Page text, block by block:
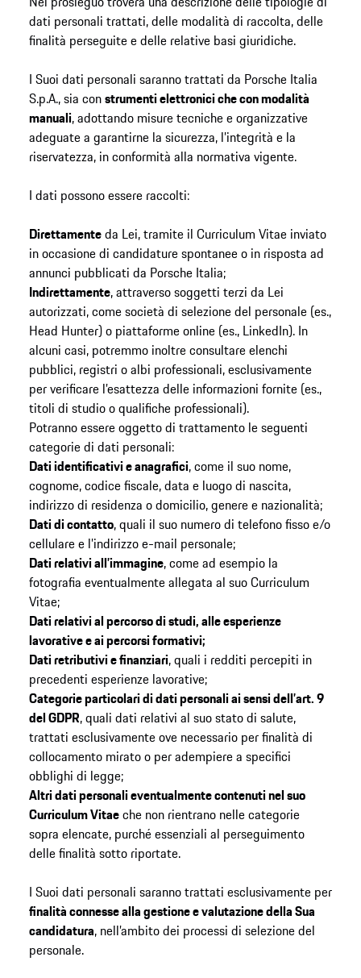
dati personali trattati, delle modalità di raccolta, delle
finalità perseguite e delle relative basi giuridiche.
I Suoi dati personali saranno trattati da Porsche Italia
S.p.A., sia construmenti elettronici che con modalità
manuali, adottando misure tecniche e organizzative
adeguate a garantirne la sicurezza, l’integrità e la
riservatezza, in conformità alla normativa vigente.
I dati possono essere raccolti:
Direttamenteda Lei, tramite il Curriculum Vitae inviato
in occasione di candidature spontanee o in risposta ad
annunci pubblicati da Porsche Italia;
Indirettamente, attraverso soggetti terzi da Lei
autorizzati, come società di selezione del personale (es.,
Head Hunter) o piattaforme online (es., LinkedIn). In
alcuni casi, potremmo inoltre consultare elenchi
pubblici, registri o albi professionali, esclusivamente
per verificare l’esattezza delle informazioni fornite (es.,
titoli di studio o qualifiche professionali).
Potranno essere oggetto di trattamento le seguenti
categorie di dati personali:
Dati identificativi e anagrafici, come il suo nome,
cognome, codice fiscale, data e luogo di nascita,
indirizzo di residenza o domicilio, genere e nazionalità;
Dati di contatto, quali il suo numero di telefono fisso e/o
cellulare e l’indirizzo e-mail personale;
Dati relativi all’immagine, come ad esempio la
fotografia eventualmente allegata al suo Curriculum
Vitae;
Dati relativi al percorso di studi, alle esperienze
lavorative e ai percorsi formativi;
Dati retributivi e finanziari, quali i redditi percepiti in
precedenti esperienze lavorative;
Categorie particolari di dati personali ai sensi dell’art. 9
del GDPR, quali dati relativi al suo stato di salute,
trattati esclusivamente ove necessario per finalità di
collocamento mirato o per adempiere a specifici
obblighi di legge;
Altri dati personali eventualmente contenuti nel suo
Curriculum Vitaeche non rientrano nelle categorie
sopra elencate, purché essenziali al perseguimento
delle finalità sotto riportate.
I Suoi dati personali saranno trattati esclusivamente per
finalità connesse alla gestione e valutazione della Sua
candidatura, nell’ambito dei processi di selezione del
personale.